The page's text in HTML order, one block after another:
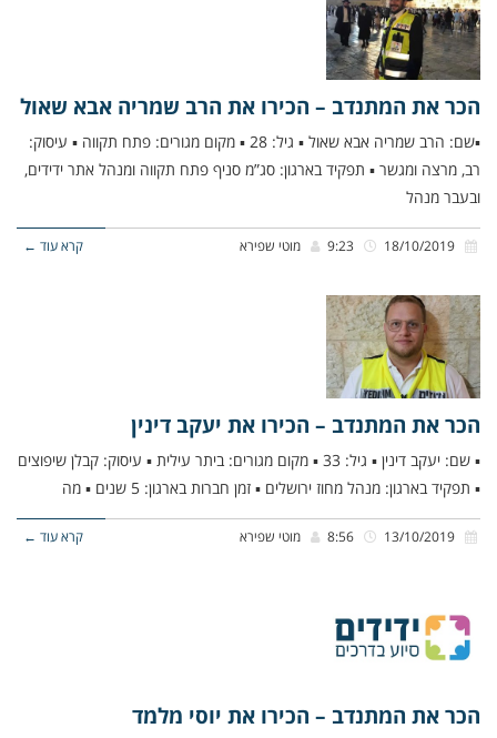
הכר את המתנדב – הכירו את הרב שמריה אבא שאול
▪שם: הרב שמריה אבא שאול ▪ גיל: 28 ▪ מקום מגורים: פתח תקווה ▪ עיסוק:
רב, מרצה ומגשר ▪ תפקיד בארגון: סג”מ סניף פתח תקווה ומנהל אתר ידידים,
ובעבר מנהל
מוטי שפירא קרא עוד ←
הכר את המתנדב – הכירו את יעקב דינין
▪ שם: יעקב דינין ▪ גיל: 33 ▪ מקום מגורים: ביתר עילית ▪ עיסוק: קבלן שיפוצים
▪ תפקיד בארגון: מנהל מחוז ירושלים ▪ זמן חברות בארגון: 5 שנים ▪ מה
מוטי שפירא קרא עוד ←
הכר את המתנדב – הכירו את יוסי מלמד